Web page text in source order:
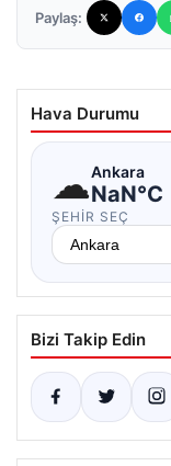
Paylaş:
Hava Durumu
☁Ankara
NaN°C
ŞEHIR SEÇ
Bizi Takip Edin